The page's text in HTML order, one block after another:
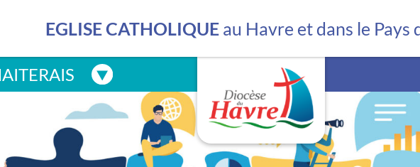
EGLISE CATHOLIQUE au Havre et dans le Pays
La librairie
La bibliothèque
La lutte contre les